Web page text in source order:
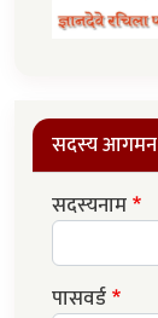
सदस्य आगमन
सदस्यनाम
पासवर्ड